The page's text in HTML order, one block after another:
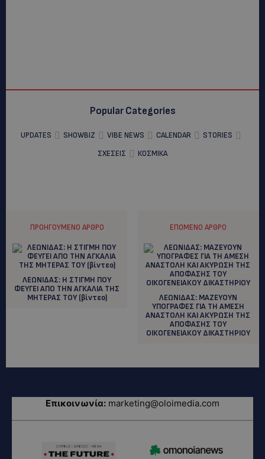
Popular Categories
UPDATES SHOWBIZ VIBE NEWS CALENDAR
STORIES
ΣΧΕΣΕΙΣ
ΚΟΣΜΙΚΑ
ΠΡΟΗΓΟΎΜΕΝΟ ΆΡΘΡΟ
ΛΕΩΝΙΔΑΣ: H ΣΤΙΓΜΗ ΠΟΥ
ΦΕΥΓΕΙ ΑΠΟ ΤΗΝ ΑΓΚΑΛΙΑ ΤΗΣ
ΜΗΤΕΡΑΣ ΤΟΥ (βίντεο)
ΕΠΌΜΕΝΟ ΆΡΘΡΟ
ΛΕΩΝΙΔΑΣ: ΜΑΖΕΥΟΥΝ
ΥΠΟΓΡΑΦΕΣ ΓΙΑ ΤΗ ΑΜΕΣΗ
ΑΝΑΣΤΟΛΗ ΚΑΙ ΑΚΥΡΩΣΗ ΤΗΣ
ΑΠΟΦΑΣΗΣ ΤΟΥ
ΟΙΚΟΓΕΝΕΙΑΚΟΥ ΔΙΚΑΣΤΗΡΙΟΥ
Επικοινωνία: marketing@oloimedia.com